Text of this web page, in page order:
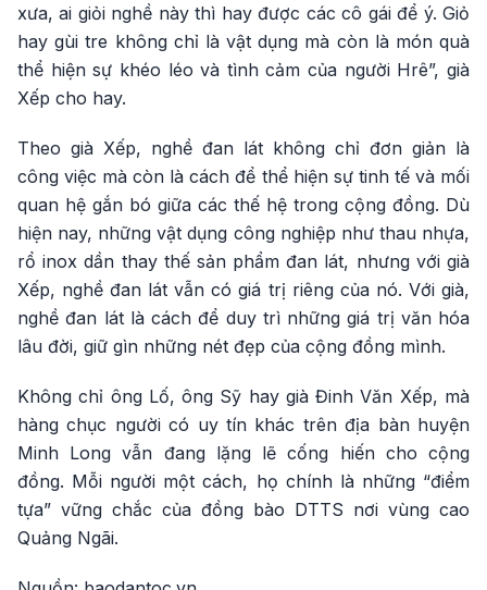
xưa, ai giỏi nghề này thì hay được các cô gái để ý. Giỏ
hay gùi tre không chỉ là vật dụng mà còn là món quà
thể hiện sự khéo léo và tình cảm của người Hrê”, già
Xếp cho hay.
Theo già Xếp, nghề đan lát không chỉ đơn giản là
công việc mà còn là cách để thể hiện sự tinh tế và mối
quan hệ gắn bó giữa các thế hệ trong cộng đồng. Dù
hiện nay, những vật dụng công nghiệp như thau nhựa,
rổ inox dần thay thế sản phẩm đan lát, nhưng với già
Xếp, nghề đan lát vẫn có giá trị riêng của nó. Với già,
nghề đan lát là cách để duy trì những giá trị văn hóa
lâu đời, giữ gìn những nét đẹp của cộng đồng mình.
Không chỉ ông Lố, ông Sỹ hay già Đinh Văn Xếp, mà
hàng chục người có uy tín khác trên địa bàn huyện
Minh Long vẫn đang lặng lẽ cống hiến cho cộng
đồng. Mỗi người một cách, họ chính là những “điểm
tựa” vững chắc của đồng bào DTTS nơi vùng cao
Quảng Ngãi.